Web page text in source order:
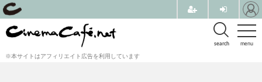
menu
search
※本サイトはアフィリエイト広告を利用しています